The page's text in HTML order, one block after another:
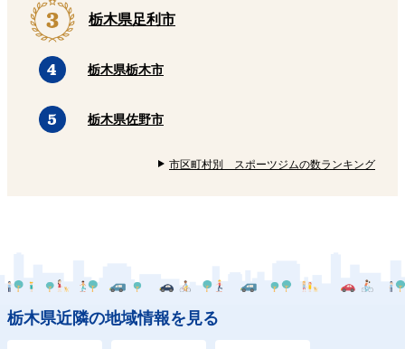
栃木県足利市
栃木県栃木市
栃木県佐野市
市区町村別 スポーツジムの数ランキング
栃木県近隣の地域情報を見る